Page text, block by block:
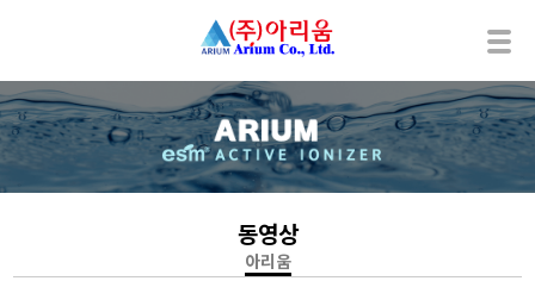
동영상
아리움